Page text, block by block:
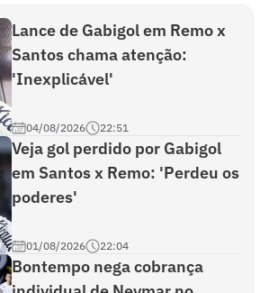
Lance de Gabigol em Remo x
Santos chama atenção:
'Inexplicável'
04/08/2026 22:51
Veja gol perdido por Gabigol
em Santos x Remo: 'Perdeu os
poderes'
01/08/2026 22:04
Bontempo nega cobrança